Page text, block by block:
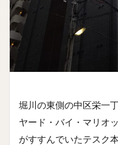
堀川の東側の中区栄一
ヤード・バイ・マリオ
がすすんでいたテスク